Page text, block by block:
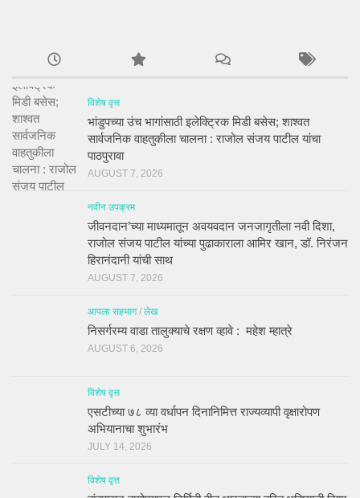
विशेष वृत्त
भांडुपच्या उंच भागांसाठी इलेक्ट्रिक मिडी बसेस; शाश्वत
सार्वजनिक वाहतुकीला चालना : राजोल संजय पाटील यांचा
पाठपुरावा
AUGUST 7, 2026
नवीन उपक्रम
जीवनदान’च्या माध्यमातून अवयवदान जनजागृतीला नवी दिशा,
राजोल संजय पाटील यांच्या पुढाकाराला आमिर खान, डॉ. निरंजन
हिरानंदानी यांची साथ
AUGUST 7, 2026
आपला सहभाग/ लेख
निसर्गरम्य वाडा तालुक्याचे रक्षण व्हावे : महेश म्हात्रे
AUGUST 6, 2026
विशेष वृत्त
एसटीच्या ७८ व्या वर्धापन दिनानिमित्त राज्यव्यापी वृक्षारोपण
अभियानाचा शुभारंभ
JULY 14, 2026
विशेष वृत्त